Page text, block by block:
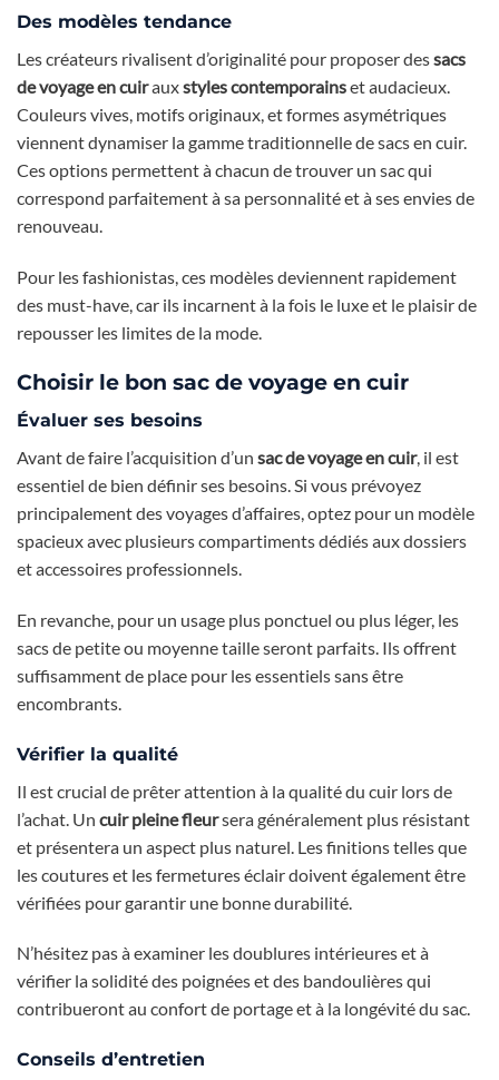
Des modèles tendance
Les créateurs rivalisent d’originalité pour proposer dessacs
de voyage en cuirauxstyles contemporainset audacieux.
Couleurs vives, motifs originaux, et formes asymétriques
viennent dynamiser la gamme traditionnelle de sacs en cuir.
Ces options permettent à chacun de trouver un sac qui
correspond parfaitement à sa personnalité et à ses envies de
renouveau.
Pour les fashionistas, ces modèles deviennent rapidement
des must-have, car ils incarnent à la fois le luxe et le plaisir de
repousser les limites de la mode.
Choisir le bon sac de voyage en cuir
Évaluer ses besoins
Avant de faire l’acquisition d’un sac de voyage en cuir, il est
essentiel de bien définir ses besoins. Si vous prévoyez
principalement des voyages d’affaires, optez pour un modèle
spacieux avec plusieurs compartiments dédiés aux dossiers
et accessoires professionnels.
En revanche, pour un usage plus ponctuel ou plus léger, les
sacs de petite ou moyenne taille seront parfaits. Ils offrent
suffisamment de place pour les essentiels sans être
encombrants.
Vérifier la qualité
Il est crucial de prêter attention à la qualité du cuir lors de
l’achat. Un cuir pleine fleursera généralement plus résistant
et présentera un aspect plus naturel. Les finitions telles que
les coutures et les fermetures éclair doivent également être
vérifiées pour garantir une bonne durabilité.
N’hésitez pas à examiner les doublures intérieures et à
vérifier la solidité des poignées et des bandoulières qui
contribueront au confort de portage et à la longévité du sac.
Conseils d’entretien